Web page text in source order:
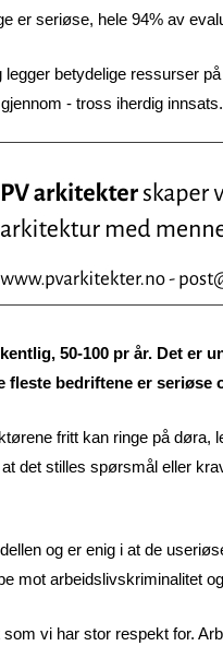
er seriøse, hele 94% av
betydelige ressurser
- tross iherdig innsats.
50-100 pr år. Det er
fleste bedriftene er seriøse
fritt kan ringe på døra,
det stilles spørsmål eller
og er enig i at de
mot arbeidslivskriminalitet
vi har stor respekt for.